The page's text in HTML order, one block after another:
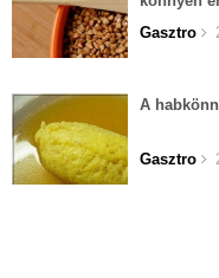
elkészíteni
Gasztro
A
Gasztro